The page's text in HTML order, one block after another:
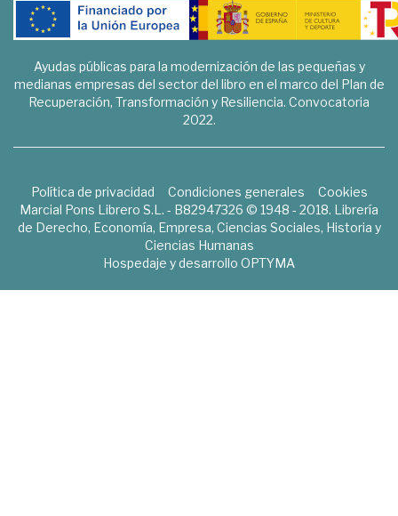
Ayudas públicas para la modernización de las pequeñas y
medianas empresas del sector del libro en el marco del Plan de
Recuperación, Transformación y Resiliencia. Convocatoria
2022.
Política de privacidad Condiciones generales
Cookies
Marcial Pons Librero S.L. - B82947326 © 1948 - 2018. Librería
de Derecho, Economía, Empresa, Ciencias Sociales, Historia y
Ciencias Humanas
Hospedaje y desarrollo OPTYMA